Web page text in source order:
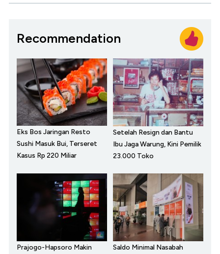
Recommendation
Eks Bos Jaringan Resto
Sushi Masuk Bui, Terseret
Kasus Rp 220 Miliar
Setelah Resign dan Bantu
Ibu Jaga Warung, Kini Pemilik
23.000 Toko
Prajogo-Hapsoro Makin
Saldo Minimal Nasabah